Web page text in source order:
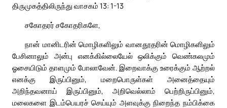
திருமுகத்திலிருந்து வாசகம் 13: 1-13
சகோதரர் சகோதரிகளே,
நான் மானிடரின் மொழிகளிலும் வானதூதரின் மொழிகளிலும்
பேசினாலும் அன்பு எனக்கில்லையேல் ஒலிக்கும் வெண்கலமும்
ஓசையிடும் தாளமும் போலாவேன். இறைவாக்கு உரைக்கும் ஆற்றல்
எனக்கு இருப்பினும், மறைபொருள்கள் அனைத்தையும்
அறிந்தவனாய் இருப்பினும், அறிவெல்லாம் பெற்றிருப்பினும்,
மலைகளை இடம்பெயரச் செய்யும் அளவுக்கு நிறைந்த நம்பிக்கை